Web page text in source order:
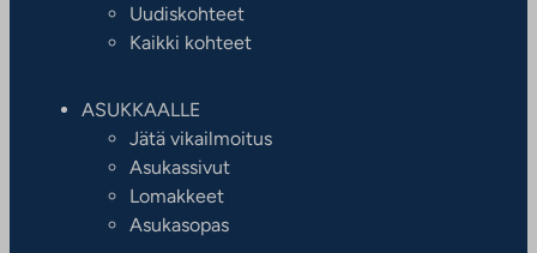
Uudiskohteet
Kaikki kohteet
ASUKKAALLE
Jätä vikailmoitus
Asukassivut
Lomakkeet
Asukasopas